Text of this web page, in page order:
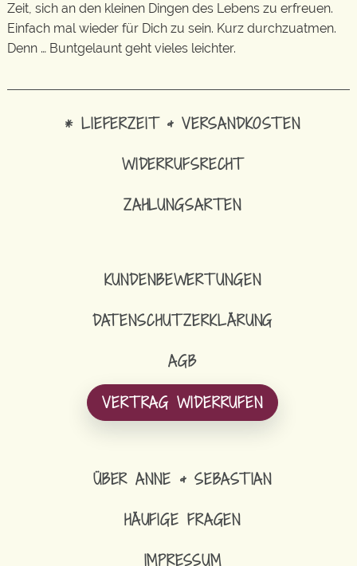
Zeit, sich an den kleinen Dingen des Lebens zu erfreuen.
Einfach mal wieder für Dich zu sein. Kurz durchzuatmen.
Denn … Buntgelaunt geht vieles leichter.
* LIEFERZEIT & VERSANDKOSTEN
WIDERRUFSRECHT
ZAHLUNGSARTEN
KUNDENBEWERTUNGEN
DATENSCHUTZERKLÄRUNG
AGB
VERTRAG WIDERRUFEN
ÜBER ANNE & SEBASTIAN
HÄUFIGE FRAGEN
IMPRESSUM